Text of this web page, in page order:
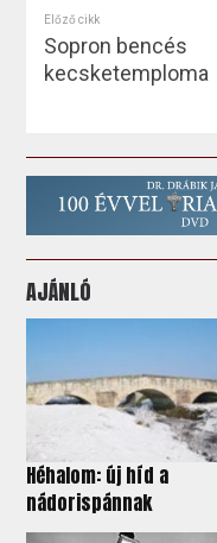
Előző cikk
Sopron bencés
kecsketemploma
AJÁNLÓ
Héhalom: új híd a
nádorispánnak